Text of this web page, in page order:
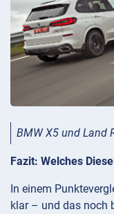
BMW X5 und Land
Fazit: Welches
In einem
klar – und das noch